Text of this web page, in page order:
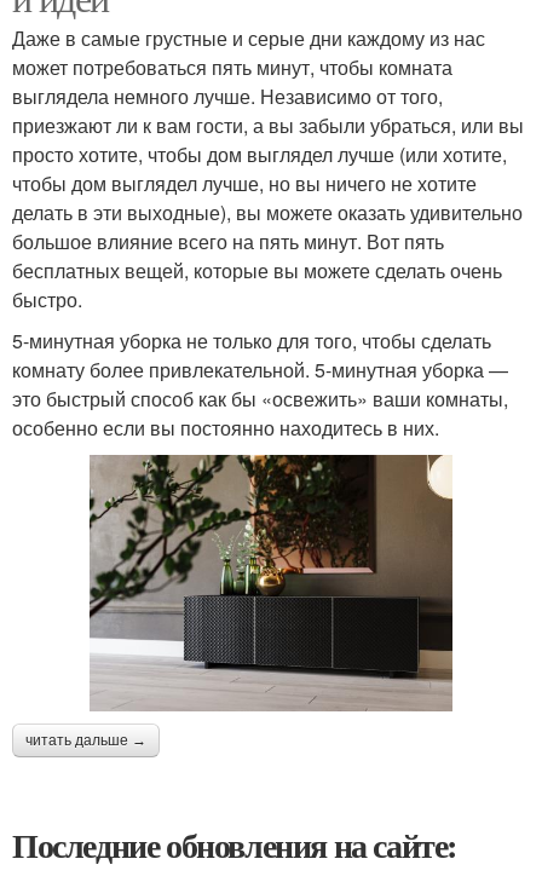
Даже в самые грустные и серые дни каждому из нас
может потребоваться пять минут, чтобы комната
выглядела немного лучше. Независимо от того,
приезжают ли к вам гости, а вы забыли убраться, или вы
просто хотите, чтобы дом выглядел лучше (или хотите,
чтобы дом выглядел лучше, но вы ничего не хотите
делать в эти выходные), вы можете оказать удивительно
большое влияние всего на пять минут. Вот пять
бесплатных вещей, которые вы можете сделать очень
быстро.
5-минутная уборка не только для того, чтобы сделать
комнату более привлекательной. 5-минутная уборка —
это быстрый способ как бы «освежить» ваши комнаты,
особенно если вы постоянно находитесь в них.
читать дальше →
Последние обновления на сайте: